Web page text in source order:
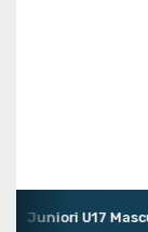
Juniori U17 Masculin